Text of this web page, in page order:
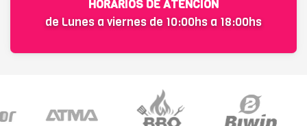
HORARIOS DE ATENCIÓN
de Lunes a viernes de 10:00hs a 18:00hs